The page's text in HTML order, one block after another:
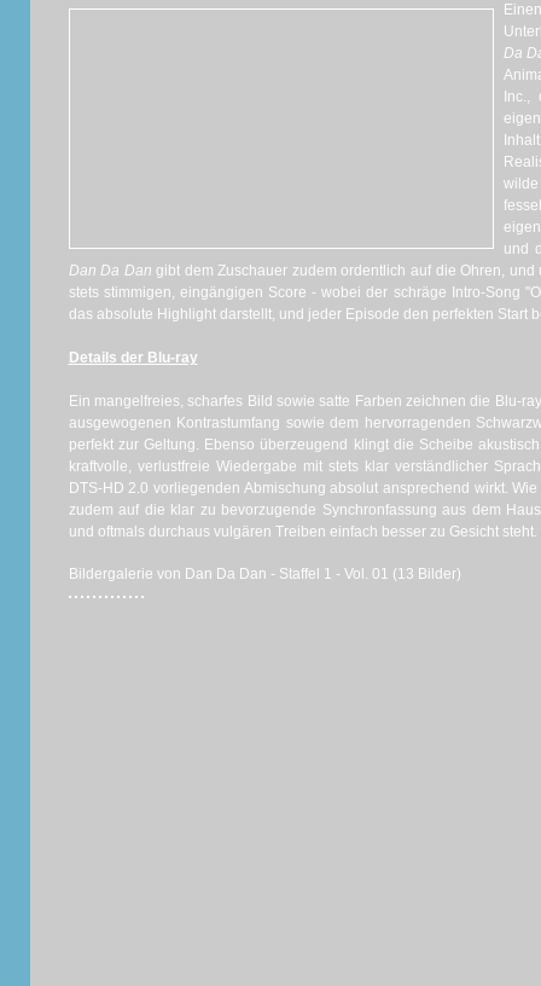
Da
und
Dan Da Dan gibt dem Zuschauer zudem ordentlich auf die Ohren,
stets stimmigen, eingängigen Score - wobei der schräge Intro-Song
das absolute Highlight darstellt, und jeder Episode den perfekten Start
Details der Blu-ray
Ein mangelfreies, scharfes Bild sowie satte Farben zeichnen die Blu-
ausgewogenen Kontrastumfang sowie dem hervorragenden
perfekt zur Geltung. Ebenso überzeugend klingt die Scheibe
kraftvolle, verlustfreie Wiedergabe mit stets klar verständlicher
DTS-HD 2.0 vorliegenden Abmischung absolut ansprechend wirkt.
zudem auf die klar zu bevorzugende Synchronfassung aus dem
und oftmals durchaus vulgären Treiben einfach besser zu Gesicht steht.
Bildergalerie von Dan Da Dan - Staffel 1 - Vol. 01 (13 Bilder)